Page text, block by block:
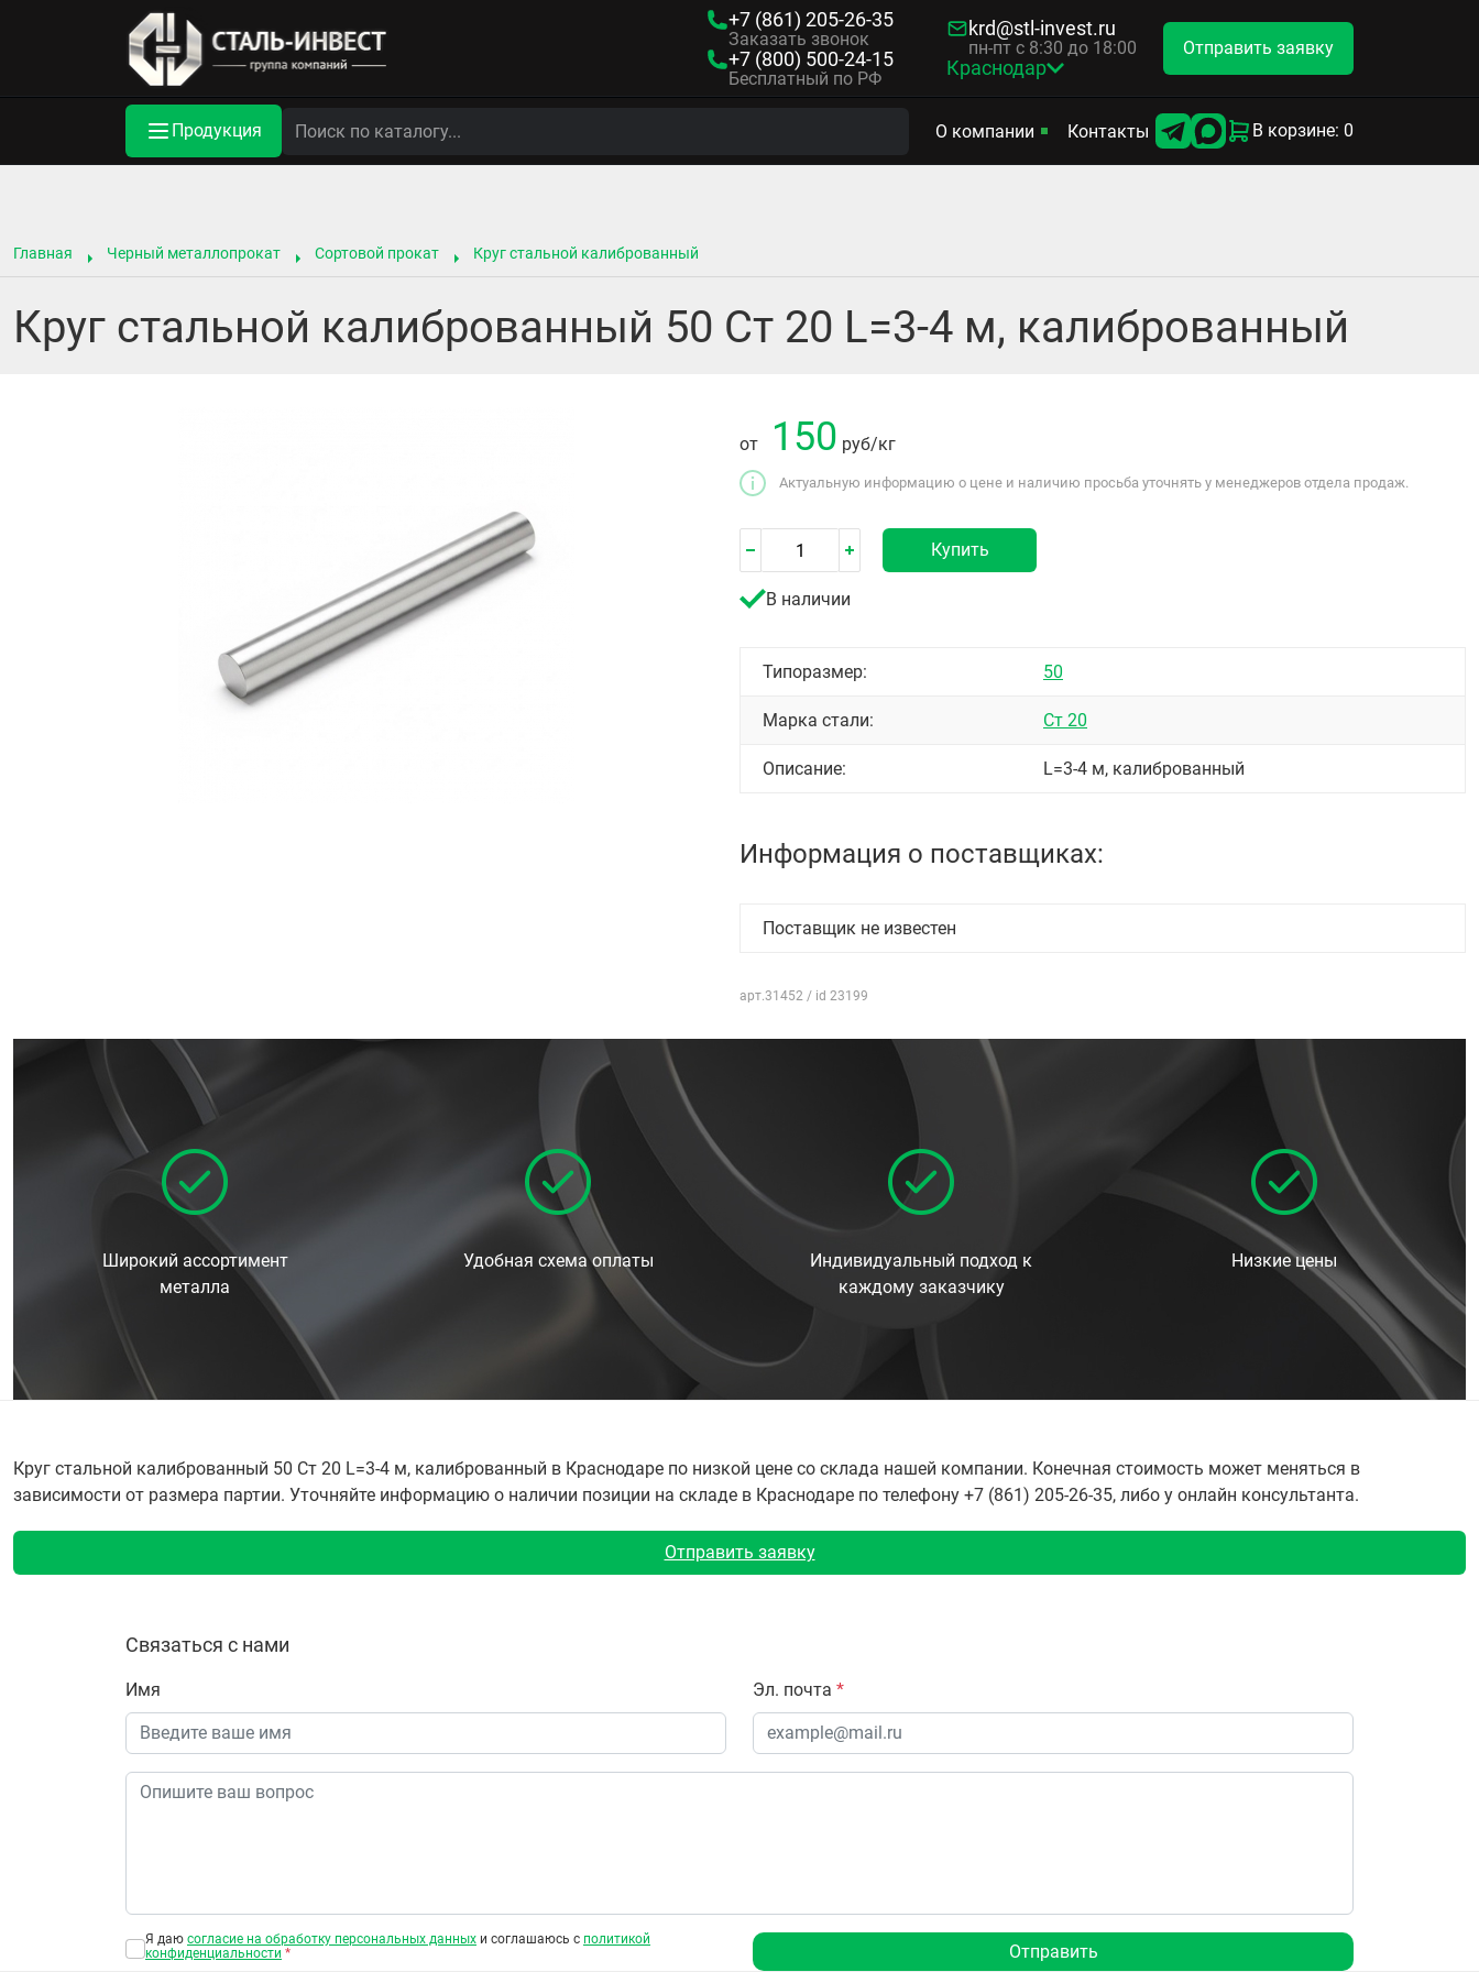
+7 (861) 205-26-35
Заказать звонок
+7 (800) 500-24-15
Бесплатный по РФ
krd@stl-invest.ru
пн-пт с 8:30 до 18:00
Краснодар
Отправить заявку
Продукция О компании Контакты В корзине: 0
Главная Черный металлопрокат Сортовой прокат Круг стальной калиброванный
Круг стальной калиброванный 50 Ст 20 L=3-4 м, калиброванный
от 150 руб/кг
Актуальную информацию о цене и наличию просьба уточнять у менеджеров отдела продаж.
Купить
В наличии
Типоразмер: 50
Марка стали: Ст 20
Описание: L=3-4 м, калиброванный
Информация о поставщиках:
Поставщик не известен
арт.31452 / id 23199
Широкий ассортимент
металла
Удобная схема оплаты
Индивидуальный подход к
каждому заказчику
Низкие цены
Круг стальной калиброванный 50 Ст 20 L=3-4 м, калиброванный в Краснодаре по низкой цене со склада нашей компании. Конечная стоимость может меняться в
зависимости от размера партии. Уточняйте информацию о наличии позиции на складе в Краснодаре по телефону +7 (861) 205-26-35, либо у онлайн консультанта.
Отправить заявку
Связаться с нами
Имя Эл. почта *
Я даю согласие на обработку персональных данных и соглашаюсь с политикой
конфиденциальности * Отправить